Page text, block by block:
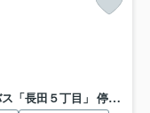
長田５丁目」 停歩6分